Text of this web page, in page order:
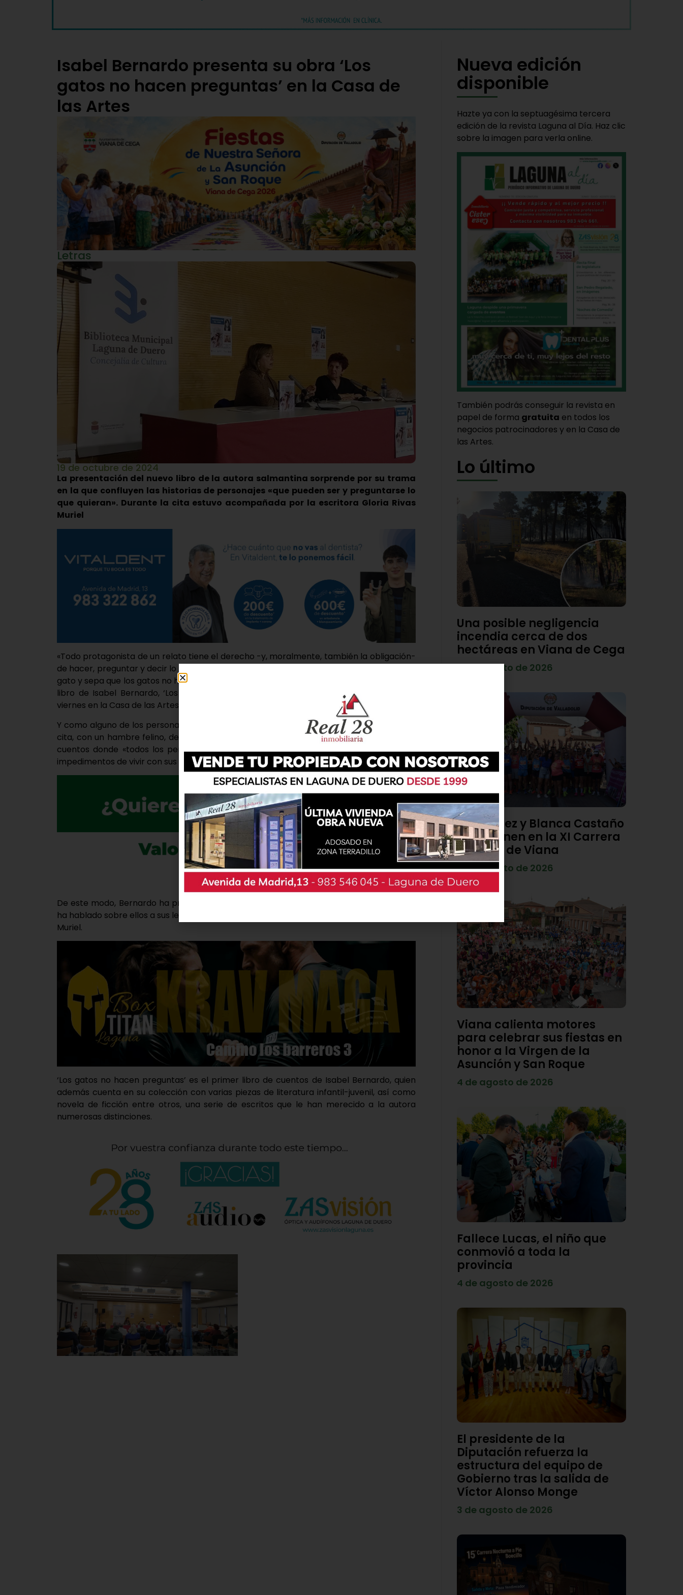
Isabel Bernardo presenta su obra ‘Los
gatos no hacen preguntas’ en la Casa de
las Artes
Letras
19 de octubre de 2024
La presentación del nuevo libro de la autora salmantina sorprende por su trama
en la que confluyen las historias de personajes «que pueden ser y preguntarse lo
que quieran». Durante la cita estuvo acompañada por la escritora Gloria Rivas
Muriel
«Todo protagonista de un relato tiene el derecho -y, moralmente, también la obligación-
de hacer, preguntar y decir lo que le dé la gana, aunque este sea un imbécil disfrazado de
gato y sepa que los gatos no hacen preguntas». Así reza uno de los fragmentos del nuevo
libro de Isabel Bernardo, ‘Los gatos no hacen preguntas’, que se ha presentado este
viernes en la Casa de las Artes.
Y como alguno de los personajes de la obra, un gran número de personas acudieron a la
cita, con un hambre felino, de saber más sobre este libro en el que se recopilan quince
cuentos donde «todos los personajes pueden pensar, soñar y existir a sus anchas, sin
impedimentos de vivir con sus propias querencias, lenguajes y extravagancias».
De este modo, Bernardo ha presentado a algunos de los protagonistas de sus páginas y
ha hablado sobre ellos a sus lectores, y todo ello acompañada de la escritora Gloria Rivas
Muriel.
‘Los gatos no hacen preguntas’ es el primer libro de cuentos de Isabel Bernardo, quien
además cuenta en su colección con varias piezas de literatura infantil-juvenil, así como
novela de ficción entre otros, una serie de escritos que le han merecido a la autora
numerosas distinciones.
Nueva edición
disponible
Hazte ya con la septuagésima tercera
edición de la revista Laguna al Día. Haz clic
sobre la imagen para verla online.
También podrás conseguir la revista en
papel de forma gratuita en todos los
negocios patrocinadores y en la Casa de
las Artes.
Lo último
Una posible negligencia
incendia cerca de dos
hectáreas en Viana de Cega
7 de agosto de 2026
Diego Díez y Blanca Castaño
se imponen en la XI Carrera
Popular de Viana
4 de agosto de 2026
Viana calienta motores
para celebrar sus fiestas en
honor a la Virgen de la
Asunción y San Roque
4 de agosto de 2026
Fallece Lucas, el niño que
conmovió a toda la
provincia
4 de agosto de 2026
El presidente de la
Diputación refuerza la
estructura del equipo de
Gobierno tras la salida de
Víctor Alonso Monge
3 de agosto de 2026